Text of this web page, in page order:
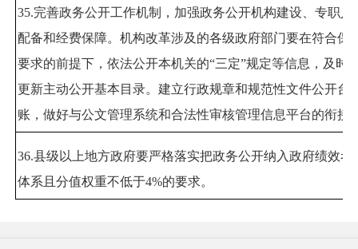
35.完善政务公开工作机制，加强政务公开机构建设、专职人
配备和经费保障。机构改革涉及的各级政府部门要在符合保
要求的前提下，依法公开本机关的“三定”规定等信息，及时
更新主动公开基本目录。建立行政规章和规范性文件公开台
账，做好与公文管理系统和合法性审核管理信息平台的衔接
36.县级以上地方政府要严格落实把政务公开纳入政府绩效考
体系且分值权重不低于4%的要求。